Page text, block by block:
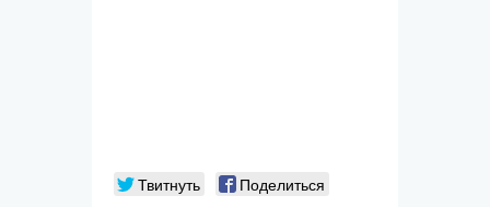
Твитнуть
Поделиться